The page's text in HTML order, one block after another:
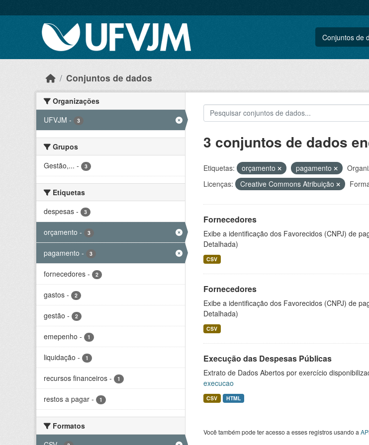
Conjuntos de
Conjuntos de dados
Organizações
UFVJM - 3
Grupos
Gestão,... - 3
Etiquetas
despesas - 3
orçamento - 3
pagamento - 3
fornecedores - 2
gastos - 2
gestão - 2
emepenho - 1
liquidação - 1
recursos financeiros - 1
restos a pagar - 1
Formatos
3 conjuntos de dados
Etiquetas: orçamento pagamento
Licenças:
Creative Commons Atribuição
Fornecedores
Exibe a identificação dos Favorecidos (CNPJ) de
Detalhada)
CSV
Fornecedores
Exibe a identificação dos Favorecidos (CNPJ) de
Detalhada)
CSV
Execução das Despesas Públicas
Extrato de Dados Abertos por exercício
execucao
CSV HTML
Você também pode ter acesso a esses registros usando a